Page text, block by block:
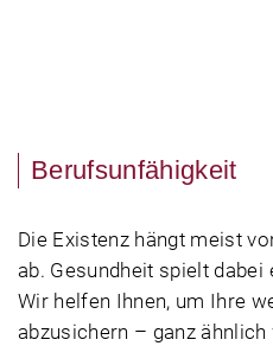
Berufsunfähigkeit
Die Existenz hängt meist
ab. Gesundheit spielt dabei
Wir helfen Ihnen, um Ihre
abzusichern – ganz